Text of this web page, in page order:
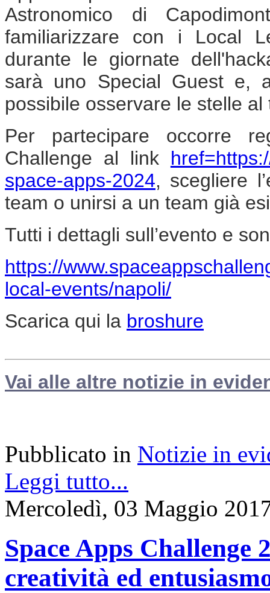
Astronomico di
familiarizzare con i Local
durante le giornate
sarà uno Special Guest e,
possibile osservare le stelle al
Per partecipare occorre
Challenge al link
space-apps-2024, scegliere
team o unirsi a un team già
Tutti i dettagli sull’evento e
https://
local-events/napoli/
Scarica qui la broshure
Vai alle altre notizie in
Pubblicato in Notizie in
Leggi tutto...
Mercoledì, 03 Maggio
Space Apps Challenge
creatività ed